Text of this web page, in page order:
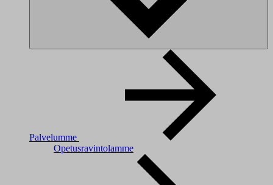
Palvelumme
Opetusravintolamme